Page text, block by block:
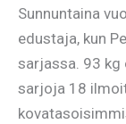
Sunnuntaina
edustaja, kun
sarjassa. 93 kg
sarjoja 18